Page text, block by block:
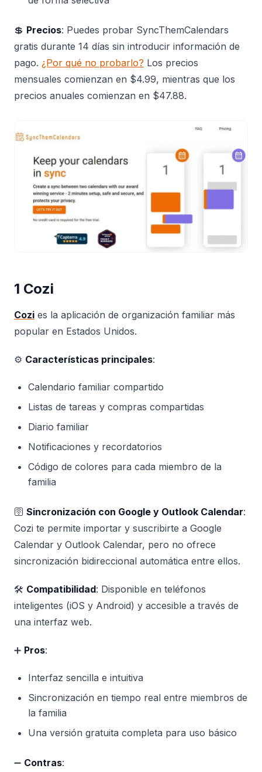
💲 Precios: Puedes probar SyncThemCalendars
gratis durante 14 días sin introducir información de
pago. ¿Por qué no probarlo? Los precios
mensuales comienzan en $4.99, mientras que los
precios anuales comienzan en $47.88.
1 Cozi
Cozi es la aplicación de organización familiar más
popular en Estados Unidos.
⚙️ Características principales:
Calendario familiar compartido
Listas de tareas y compras compartidas
Diario familiar
Notificaciones y recordatorios
Código de colores para cada miembro de la
familia
🛜 Sincronización con Google y Outlook Calendar:
Cozi te permite importar y suscribirte a Google
Calendar y Outlook Calendar, pero no ofrece
sincronización bidireccional automática entre ellos.
🛠️ Compatibilidad: Disponible en teléfonos
inteligentes (iOS y Android) y accesible a través de
una interfaz web.
➕ Pros:
Interfaz sencilla e intuitiva
Sincronización en tiempo real entre miembros de
la familia
Una versión gratuita completa para uso básico
➖ Contras: